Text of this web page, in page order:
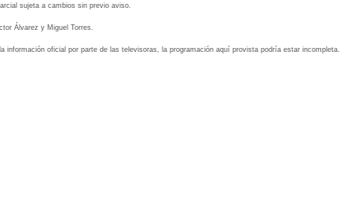
sujeta a cambios sin previo aviso.
Álvarez y Miguel Torres.
información oficial por parte de las televisoras, la programación aquí provista podría estar incompleta.